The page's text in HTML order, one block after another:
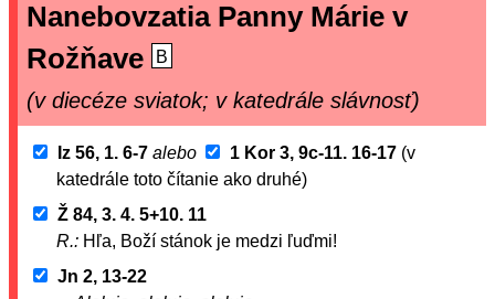
Nanebovzatia Panny Márie v
Rožňave
B
(v diecéze sviatok; v katedrále slávnosť)
Iz 56, 1. 6-7 alebo 1 Kor 3, 9c-11. 16-17 (v
katedrále toto čítanie ako druhé)
Ž 84, 3. 4. 5+10. 11
R.: Hľa, Boží stánok je medzi ľuďmi!
Jn 2, 13-22